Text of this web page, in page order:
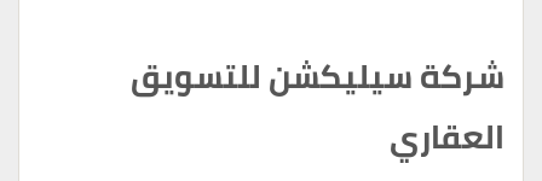
شركة سيليكشن للتسويق
العقاري